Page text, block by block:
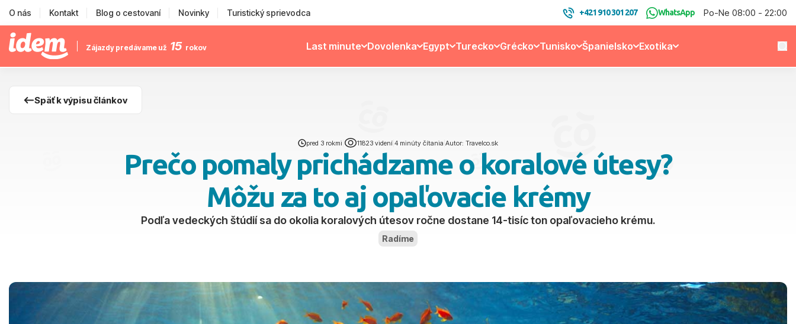
O nás Kontakt Blog o cestovaní Novinky Turistický sprievodca +421 910 301 207 WhatsApp Po-Ne 08:00 - 22:00
Zájazdy predávame už 15 rokov Last minute Dovolenka Egypt Turecko Grécko Tunisko Španielsko Exotika
Späť k výpisu článkov
pred 3 rokmi 11823 videní 4 minúty čítania Autor: Travelco.sk
Prečo pomaly prichádzame o koralové útesy?
Môžu za to aj opaľovacie krémy
Podľa vedeckých štúdií sa do okolia koralových útesov ročne dostane 14-tisíc ton opaľovacieho krému.
Radíme